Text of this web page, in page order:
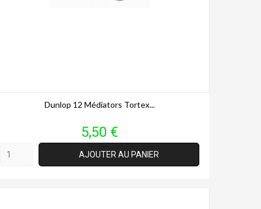
Dunlop 12 Médiators Tortex...
Prix
5,50 €
AJOUTER AU PANIER